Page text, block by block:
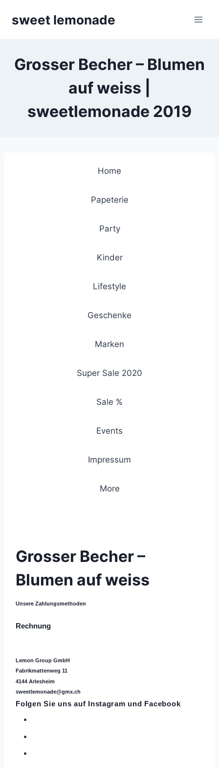
sweet lemonade
Grosser Becher – Blumen
auf weiss |
sweetlemonade 2019
Home
Papeterie
Party
Kinder
Lifestyle
Geschenke
Marken
Super Sale 2020
Sale %
Events
Impressum
More
Grosser Becher –
Blumen auf weiss
Unsere Zahlungsmethoden
Rechnung
Lemon Group GmbH
Fabrikmattenweg 11
4144 Arlesheim
sweetlemonade@gmx.ch
Folgen Sie uns auf Instagram und Facebook